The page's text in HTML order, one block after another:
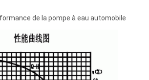
de la pompe à eau automobile